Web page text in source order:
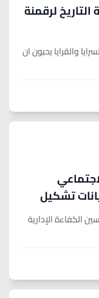
لرقمنة
والقرايا يحبون ان
تشكيل
الكفاءة الإدارية